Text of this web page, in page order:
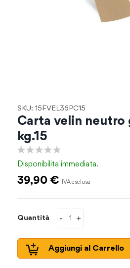
SKU: 15FVEL36PC15
Carta velin neutro
kg.15
Disponibilita'immediata.
39,90 €
Quantità +
-
Aggiungi al Carrello
all'inizio
galleria